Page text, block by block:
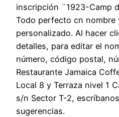
inscripción ¨1923-Camp
Todo perfecto cn nombre
personalizado. Al hacer
detalles, para editar el
número, código postal,
Restaurante Jamaica
Local 8 y Terraza nivel 1
s/n Sector T-2,
sugerencias.